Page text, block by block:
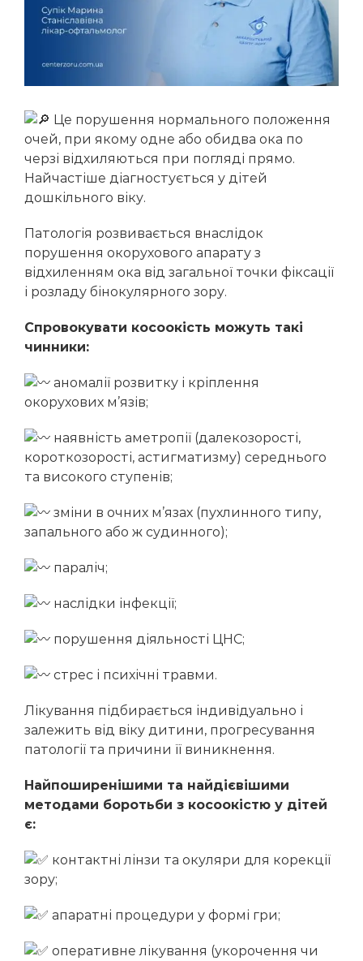
Молошій Володимир Васильович
Чучка Ольга Іванівна
Бора Катерина Василівна
Жабоєдов Дмитро Геннадійович
Луп’як Аліна Дмитрівна
Мазур Євгенія Василівна
Супік Марина Станіславівна
Гнепа Ольга Іллівна
Кондратенко Наталія Геннадіївна
Рего Вероніка Альбертівна
Кіш Оксана Володимирівна
Мушак Іванна Іванівна
Мельник Марина Володимирівна
Стойка Альона Василівна
Косоокість
Короткозорість
Амбліопія
Це порушення нормального положення
очей, при якому одне або обидва ока по
черзі відхиляються при погляді прямо.
Найчастіше діагностується у дітей
дошкільного віку.
Патологія розвивається внаслідок
порушення окорухового апарату з
відхиленням ока від загальної точки фіксації
і розладу бінокулярного зору.
Спровокувати косоокість можуть такі
чинники:
аномалії розвитку і кріплення
окорухових м’язів;
наявність аметропії (далекозорості,
короткозорості, астигматизму) середнього
та високого ступенів;
зміни в очних м’язах (пухлинного типу,
запального або ж судинного);
параліч;
наслідки інфекції;
порушення діяльності ЦНС;
стрес і психічні травми.
Лікування підбирається індивідуально і
залежить від віку дитини, прогресування
патології та причини її виникнення.
Найпоширенішими та найдієвішими
методами боротьби з косоокістю у дітей
є:
контактні лінзи та окуляри для корекції
зору;
апаратні процедури у формі гри;
оперативне лікування (укорочення чи